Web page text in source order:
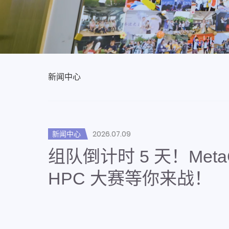
新闻中心
新闻中心 2026.07.09
组队倒计时 5 天！
HPC 大赛等你来战！